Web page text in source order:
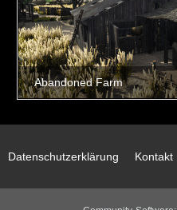
Datenschutzerklärung Kontakt